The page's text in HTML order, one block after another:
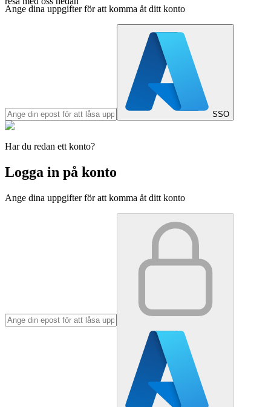
Ange dina uppgifter för att komma åt ditt konto
SSO
Har du redan ett konto?
Logga in på konto
Ange dina uppgifter för att komma åt ditt konto